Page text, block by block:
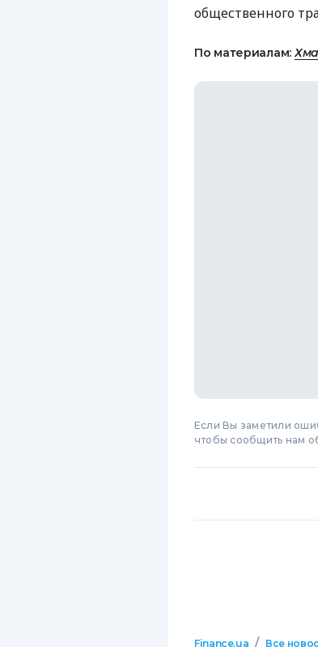
общественного
По материалам:
Если Вы заметили
чтобы сообщить нам
Finance.ua / Все